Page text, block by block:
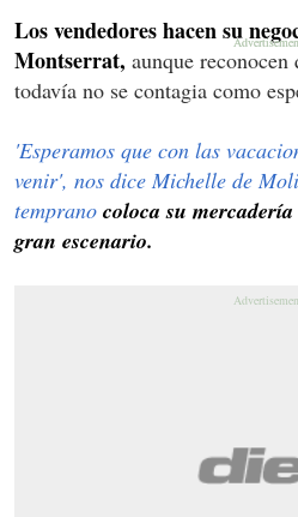
Los vendedores hacen su
Montserrat, aunque
todavía no se contagia como
'Esperamos que con las
venir', nos dice Michelle de
temprano coloca su
gran escenario.